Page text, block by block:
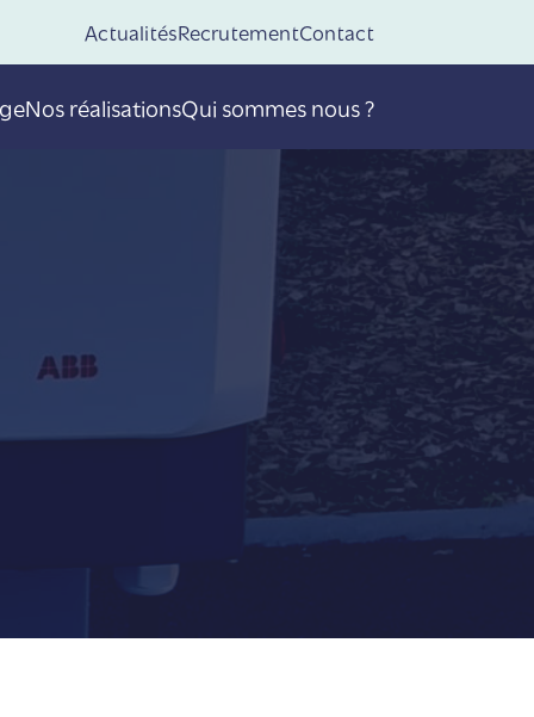
ActualitésRecrutementContact
Nos réalisationsQui sommes nous ?